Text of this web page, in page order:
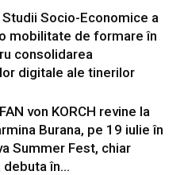
Socio-Economice a
mobilitate de formare în
consolidarea
digitale ale tinerilor
von KORCH revine la
Burana, pe 19 iulie în
Summer Fest, chiar
în...